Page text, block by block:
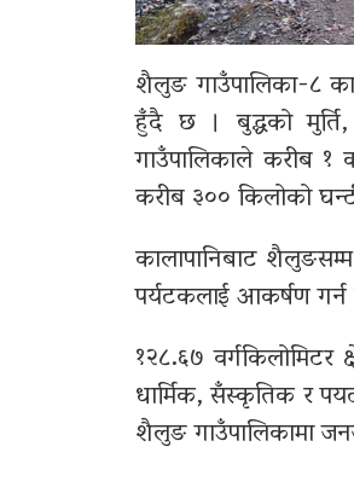
शैलुङ गाउँपालिका-८
हुँदै छ । बुद्धको मुर्ति,
गाउँपालिकाले करीब
करीब ३०० किलोको
कालापानिबाट
पर्यटकलाई आकर्षण
१२८.६७
धार्मिक, सँस्कृतिक र
शैलुङ गाउँपालिकामा